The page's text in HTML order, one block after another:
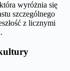
wyróżnia się
szczególnego
z licznymi